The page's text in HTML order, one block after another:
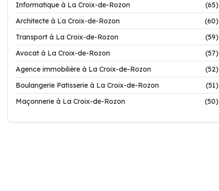
Informatique à La Croix-de-Rozon
(65)
Architecte à La Croix-de-Rozon
(60)
Transport à La Croix-de-Rozon
(59)
Avocat à La Croix-de-Rozon
(57)
Agence immobilière à La Croix-de-Rozon
(52)
Boulangerie Patisserie à La Croix-de-Rozon
(51)
Maçonnerie à La Croix-de-Rozon
(50)